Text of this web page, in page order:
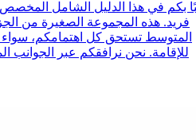
بكم في هذا الدليل الشامل
فريد. هذه المجموعة الصغيرة من
المتوسط تستحق كل اهتمامكم،
للإقامة. نحن نرافقكم عبر الجوانب